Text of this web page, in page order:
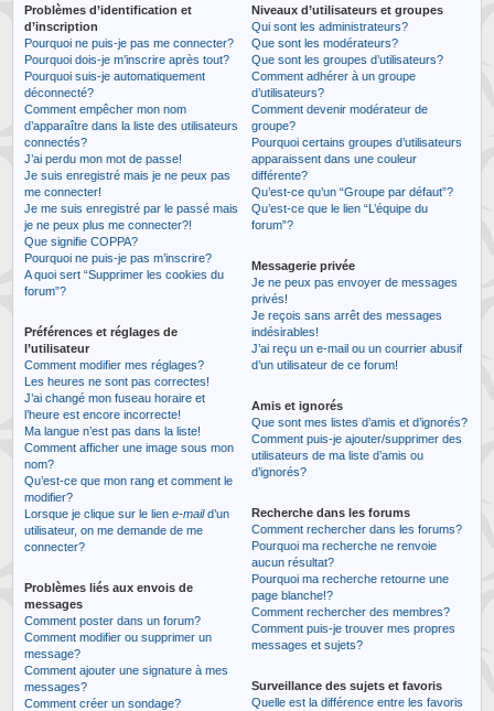
Problèmes d’identification et
d’inscription
Pourquoi ne puis-je pas me connecter?
Pourquoi dois-je m’inscrire après tout?
Pourquoi suis-je automatiquement
déconnecté?
Comment empêcher mon nom
d’apparaître dans la liste des utilisateurs
connectés?
J’ai perdu mon mot de passe!
Je suis enregistré mais je ne peux pas
me connecter!
Je me suis enregistré par le passé mais
je ne peux plus me connecter?!
Que signifie COPPA?
Pourquoi ne puis-je pas m’inscrire?
A quoi sert “Supprimer les cookies du
forum”?
Préférences et réglages de
l’utilisateur
Comment modifier mes réglages?
Les heures ne sont pas correctes!
J’ai changé mon fuseau horaire et
l’heure est encore incorrecte!
Ma langue n’est pas dans la liste!
Comment afficher une image sous mon
nom?
Qu’est-ce que mon rang et comment le
modifier?
Lorsque je clique sur le liene-maild’un
utilisateur, on me demande de me
connecter?
Problèmes liés aux envois de
messages
Comment poster dans un forum?
Comment modifier ou supprimer un
message?
Comment ajouter une signature à mes
messages?
Comment créer un sondage?
Niveaux d’utilisateurs et groupes
Qui sont les administrateurs?
Que sont les modérateurs?
Que sont les groupes d’utilisateurs?
Comment adhérer à un groupe
d’utilisateurs?
Comment devenir modérateur de
groupe?
Pourquoi certains groupes d’utilisateurs
apparaissent dans une couleur
différente?
Qu’est-ce qu’un “Groupe par défaut”?
Qu’est-ce que le lien “L’équipe du
forum”?
Messagerie privée
Je ne peux pas envoyer de messages
privés!
Je reçois sans arrêt des messages
indésirables!
J’ai reçu un e-mail ou un courrier abusif
d’un utilisateur de ce forum!
Amis et ignorés
Que sont mes listes d’amis et d’ignorés?
Comment puis-je ajouter/supprimer des
utilisateurs de ma liste d’amis ou
d’ignorés?
Recherche dans les forums
Comment rechercher dans les forums?
Pourquoi ma recherche ne renvoie
aucun résultat?
Pourquoi ma recherche retourne une
page blanche!?
Comment rechercher des membres?
Comment puis-je trouver mes propres
messages et sujets?
Surveillance des sujets et favoris
Quelle est la différence entre les favoris